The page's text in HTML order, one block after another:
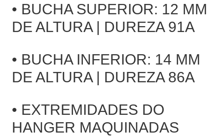
• BUCHA SUPERIOR: 12 MM
DE ALTURA | DUREZA 91A
• BUCHA INFERIOR: 14 MM
DE ALTURA | DUREZA 86A
• EXTREMIDADES DO
HANGER MAQUINADAS